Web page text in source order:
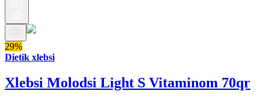
29%
Dietik xlebsi
Xlebsi Molodsi Light S Vitaminom 70qr